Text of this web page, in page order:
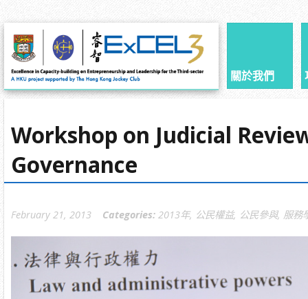
關於我們
Workshop on Judicial
Governance
February 21, 2013 Categories: 2013年, 公民權益, 公民參與, 服務